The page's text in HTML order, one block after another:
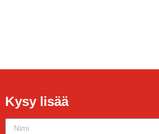
Kysy lisää